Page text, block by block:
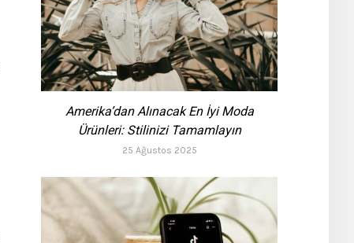
Amerika’dan Alınacak En İyi Moda
Ürünleri: Stilinizi Tamamlayın
25 Ağustos 2025